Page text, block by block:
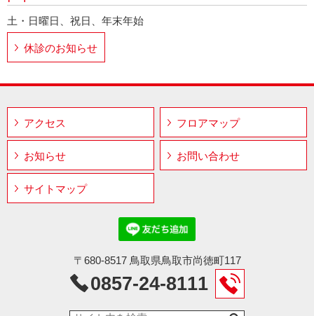
土・日曜日、祝日、年末年始
休診のお知らせ
アクセス フロアマップ
お知らせ お問い合わせ
サイトマップ
〒680-8517 鳥取県鳥取市尚徳町117
0857-24-8111